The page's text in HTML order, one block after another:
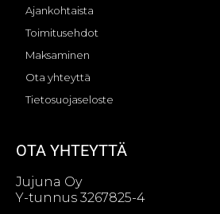
Ajankohtaista
Toimitusehdot
Maksaminen
Ota yhteyttä
Tietosuojaseloste
OTA YHTEYTTÄ
Jujuna Oy
Y-tunnus 3267825-4